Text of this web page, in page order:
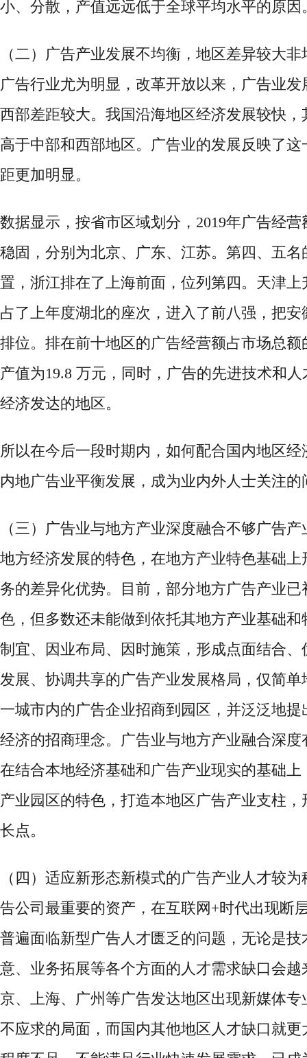
小、分散，产值远远低于全球平均水平的原因
（二）广告产业发展不均衡，地区差异较大非
广告行业尤为明显，改革开放以来，广告业
西部差距较大。我国沿海地区经济发展较快，
高于中部和西部地区。广告业的发展反映了
距更加明显。
数据显示，按省市区域划分， 2019年广告经
稳固，分别为北京、广东、江苏。第四、五名
置，浙江排在了上海前面，位列第四。天津上
占了上年度湖北的座次，进入了前八强，把
排位。排在前十地区的广告经营额占市场总额
产值为19.8 万元，同时，广告的先进技术和
经济发达的地区。
所以在今后一段时期内，如何配合国内地区
内地广告业平衡发展，成为业内外人士关注的
（三）广告业与地方产业深度融合不够广告产
地方经济发展的特色，在地方产业特色基础上
务的差异化优势。目前，部分地方广告产业
色，但多数还未能做到依托其地方产业基础和
制宜、因业布局、因时施策，形成点面结合、
发展、协调共享的广告产业发展格局，仅简单
一城市内的广告企业招商到园区，并泛泛地
经济的招商理念。广告业与地方产业融合深度
在结合本地经济基础和广告产业现实的基础上
产业园区的特色，打造本地区广告产业支柱
长点。
（四）适应新形态新模式的广告产业人才较为
告公司最重要的资产，在互联网 +时代出现断
普遍面临新型广告人才匮乏的问题，无论是技
意、业务拓展等各个方面的人才需求缺口会越
京、上海、广州等广告发达地区出现新媒体
不应求的局面，而国内其他地区人才缺口就更